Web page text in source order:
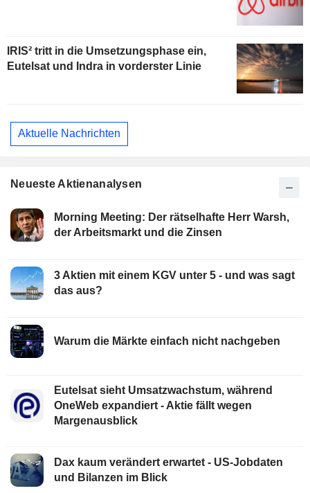
IRIS² tritt in die Umsetzungsphase ein,
Eutelsat und Indra in vorderster Linie
Aktuelle Nachrichten
Neueste Aktienanalysen
Morning Meeting: Der rätselhafte Herr Warsh,
der Arbeitsmarkt und die Zinsen
3 Aktien mit einem KGV unter 5 - und was sagt
das aus?
Warum die Märkte einfach nicht nachgeben
Eutelsat sieht Umsatzwachstum, während
OneWeb expandiert - Aktie fällt wegen
Margenausblick
Dax kaum verändert erwartet - US-Jobdaten
und Bilanzen im Blick